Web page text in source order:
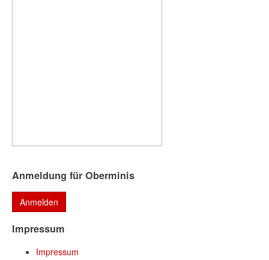
Anmeldung für Oberminis
Impressum
Impressum